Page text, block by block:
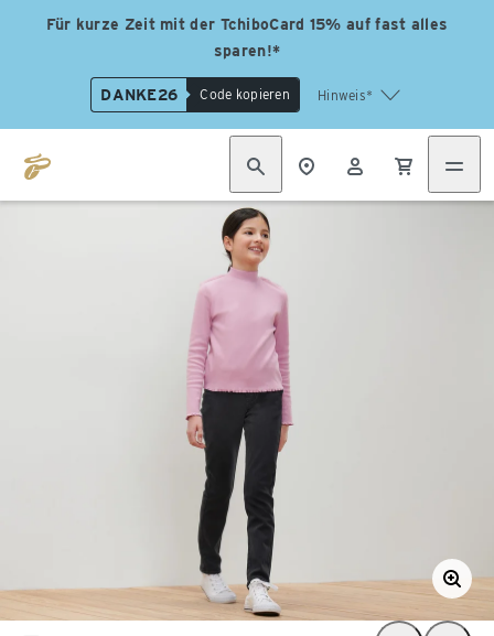
Für kurze Zeit mit der TchiboCard 15% auf fast alles
sparen!*
DANKE26 Code kopieren Hinweis*